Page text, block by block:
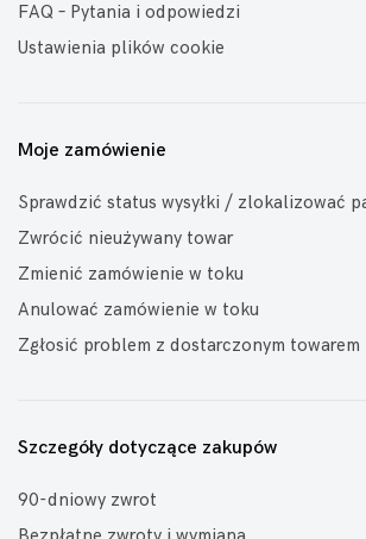
FAQ – Pytania i odpowiedzi
Ustawienia plików cookie
Moje zamówienie
Sprawdzić status wysyłki / zlokalizować
Zwrócić nieużywany towar
Zmienić zamówienie w toku
Anulować zamówienie w toku
Zgłosić problem z dostarczonym towarem
Szczegóły dotyczące zakupów
90-dniowy zwrot